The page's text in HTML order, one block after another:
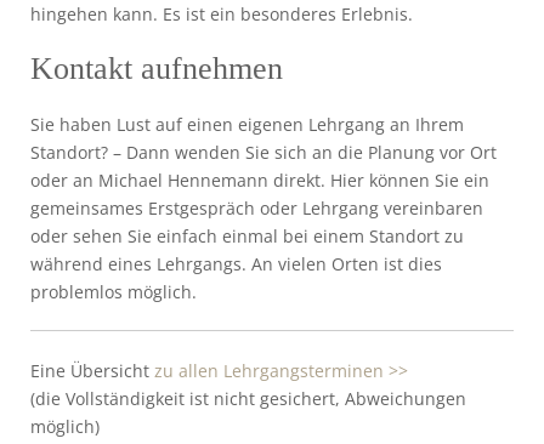
hingehen kann. Es ist ein besonderes Erlebnis.
Kontakt aufnehmen
Sie haben Lust auf einen eigenen Lehrgang an Ihrem
Standort? – Dann wenden Sie sich an die Planung vor Ort
oder an Michael Hennemann direkt. Hier können Sie ein
gemeinsames Erstgespräch oder Lehrgang vereinbaren
oder sehen Sie einfach einmal bei einem Standort zu
während eines Lehrgangs. An vielen Orten ist dies
problemlos möglich.
Eine Übersicht zu allen Lehrgangsterminen >>
(die Vollständigkeit ist nicht gesichert, Abweichungen
möglich)